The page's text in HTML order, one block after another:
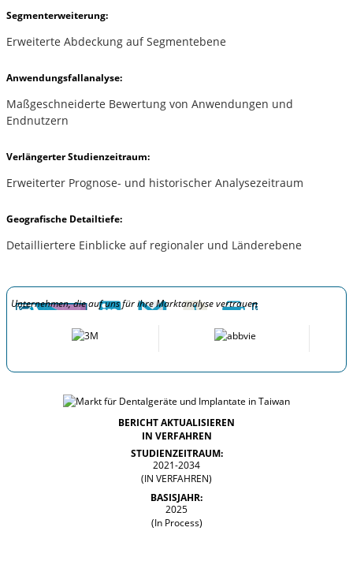
Segmenterweiterung:
Erweiterte Abdeckung auf Segmentebene
Anwendungsfallanalyse:
Maßgeschneiderte Bewertung von Anwendungen und
Endnutzern
Verlängerter Studienzeitraum:
Erweiterter Prognose- und historischer Analysezeitraum
Geografische Detailtiefe:
Detailliertere Einblicke auf regionaler und Länderebene
Unternehmen, die auf uns für ihre Marktanalyse vertrauen
BERICHT AKTUALISIEREN
IN VERFAHREN
STUDIENZEITRAUM:
2021-2034
(IN VERFAHREN)
BASISJAHR:
2025
(In Process)